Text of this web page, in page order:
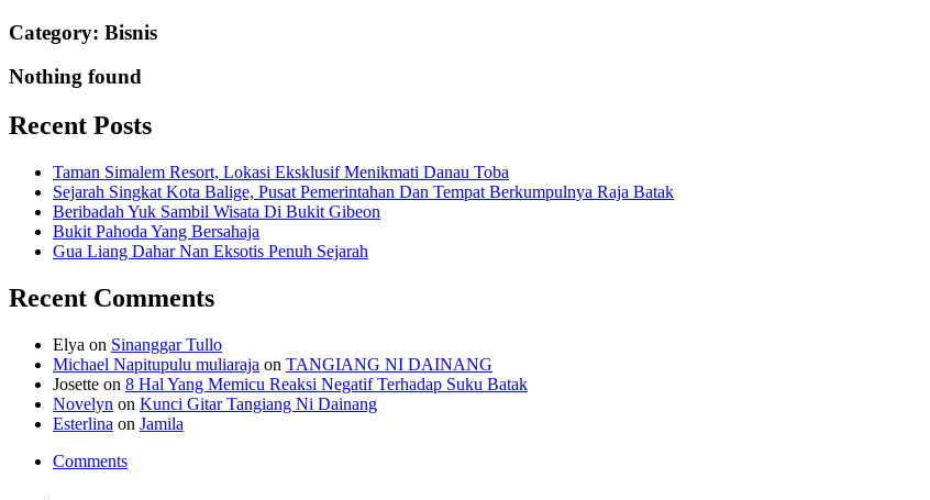
Category: Bisnis
Nothing found
Recent Posts
Taman Simalem Resort, Lokasi Eksklusif Menikmati Danau Toba
Sejarah Singkat Kota Balige, Pusat Pemerintahan Dan Tempat Berkumpulnya Raja Batak
Beribadah Yuk Sambil Wisata Di Bukit Gibeon
Bukit Pahoda Yang Bersahaja
Gua Liang Dahar Nan Eksotis Penuh Sejarah
Recent Comments
Elya on Sinanggar Tullo
Michael Napitupulu muliaraja on TANGIANG NI DAINANG
Josette on 8 Hal Yang Memicu Reaksi Negatif Terhadap Suku Batak
Novelyn on Kunci Gitar Tangiang Ni Dainang
Esterlina on Jamila
Comments